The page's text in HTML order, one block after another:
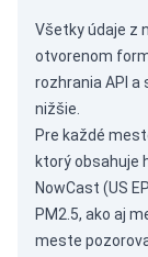
Všetky údaje z
otvorenom
rozhrania API a
nižšie.
Pre každé
ktorý obsahuje
NowCast (US
PM2.5, ako aj
meste